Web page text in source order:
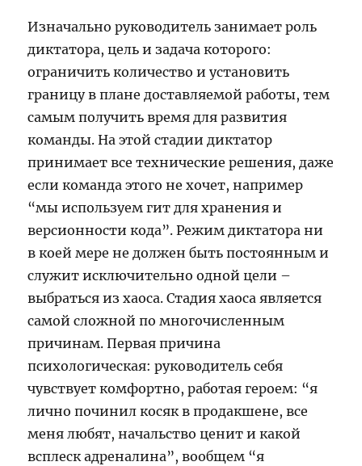
Изначально руководитель занимает роль
диктатора, цель и задача которого:
ограничить количество и установить
границу в плане доставляемой работы, тем
самым получить время для развития
команды. На этой стадии диктатор
принимает все технические решения, даже
если команда этого не хочет, например
“мы используем гит для хранения и
версионности кода”. Режим диктатора ни
в коей мере не должен быть постоянным и
служит исключительно одной цели –
выбраться из хаоса. Стадия хаоса является
самой сложной по многочисленным
причинам. Первая причина
психологическая: руководитель себя
чувствует комфортно, работая героем: “я
лично починил косяк в продакшене, все
меня любят, начальство ценит и какой
всплеск адреналина”, вообщем “я